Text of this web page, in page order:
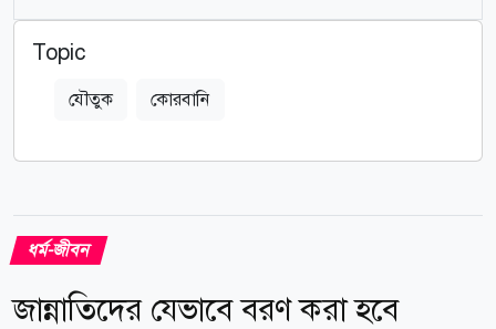
Topic
যৌতুক কোরবানি
ধর্ম-জীবন
জান্নাতিদের যেভাবে বরণ করা হবে